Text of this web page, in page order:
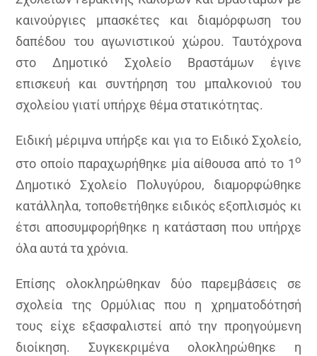
καινούργιες μπασκέτες και διαμόρφωση του
δαπέδου του αγωνιστικού χώρου. Ταυτόχρονα
στο Δημοτικό Σχολείο Βραστάμων έγινε
επισκευή και συντήρηση του μπαλκονιού του
σχολείου γιατί υπήρχε θέμα στατικότητας.
Ειδική μέριμνα υπήρξε και για το Ειδικό Σχολείο,
στο οποίο παραχωρήθηκε μία αίθουσα από το 1ο
Δημοτικό Σχολείο Πολυγύρου, διαμορφώθηκε
κατάλληλα, τοποθετήθηκε ειδικός εξοπλισμός κι
έτσι αποσυμφορήθηκε η κατάσταση που υπήρχε
όλα αυτά τα χρόνια.
Επίσης ολοκληρώθηκαν δύο παρεμβάσεις σε
σχολεία της Ορμύλιας που η χρηματοδότησή
τους είχε εξασφαλιστεί από την προηγούμενη
διοίκηση. Συγκεκριμένα ολοκληρώθηκε η